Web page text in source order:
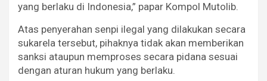
yang berlaku di Indonesia,” papar Kompol Mutolib.
Atas penyerahan senpi ilegal yang dilakukan secara
sukarela tersebut, pihaknya tidak akan memberikan
sanksi ataupun memproses secara pidana sesuai
dengan aturan hukum yang berlaku.